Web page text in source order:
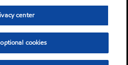
center
cookies